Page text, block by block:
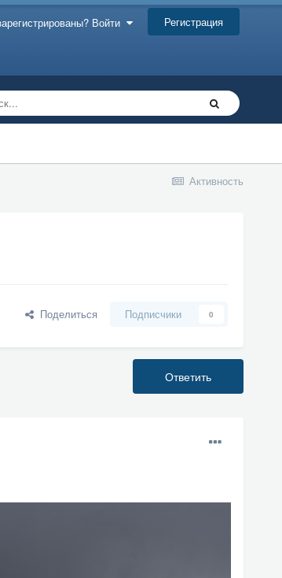
Войти Регистрация
Активность
Поделиться Подписчики 0
Ответить